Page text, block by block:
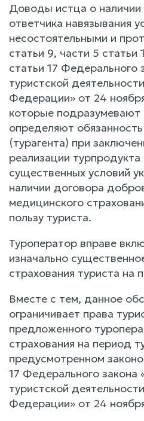
Доводы истца о наличии
ответчика навязывания
несостоятельными и
статьи 9, части 5 статьи
статьи 17 Федерального
туристской
Федерации» от 24
которые подразумевают
определяют
(турагента) при
реализации турпродукта
существенных условий
наличии договора
медицинского
пользу туриста.
Туроператор вправе
изначально
страхования туриста на
Вместе с тем, данное
ограничивает права
предложенного
страхования на период
предусмотренном
17 Федерального закона
туристской
Федерации» от 24